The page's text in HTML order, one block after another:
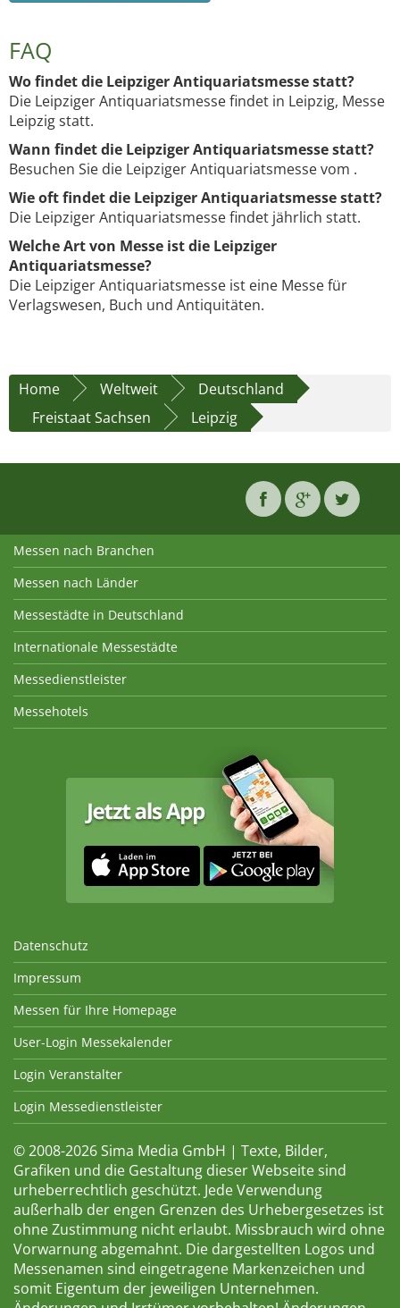
FAQ
Wo findet die Leipziger Antiquariatsmesse statt?
Die Leipziger Antiquariatsmesse findet in Leipzig, Messe
Leipzig statt.
Wann findet die Leipziger Antiquariatsmesse statt?
Besuchen Sie die Leipziger Antiquariatsmesse vom .
Wie oft findet die Leipziger Antiquariatsmesse statt?
Die Leipziger Antiquariatsmesse findet jährlich statt.
Welche Art von Messe ist die Leipziger
Antiquariatsmesse?
Die Leipziger Antiquariatsmesse ist eine Messe für
Verlagswesen, Buch und Antiquitäten.
Home Weltweit
Deutschland
Freistaat Sachsen
Leipzig
Messen nach Branchen
Messen nach Länder
Messestädte in Deutschland
Internationale Messestädte
Messedienstleister
Messehotels
Datenschutz
Impressum
Messen für Ihre Homepage
User-Login Messekalender
Login Veranstalter
Login Messedienstleister
© 2008-2026 Sima Media GmbH | Texte, Bilder,
Grafiken und die Gestaltung dieser Webseite sind
urheberrechtlich geschützt. Jede Verwendung
außerhalb der engen Grenzen des Urhebergesetzes ist
ohne Zustimmung nicht erlaubt. Missbrauch wird ohne
Vorwarnung abgemahnt. Die dargestellten Logos und
Messenamen sind eingetragene Markenzeichen und
somit Eigentum der jeweiligen Unternehmen.